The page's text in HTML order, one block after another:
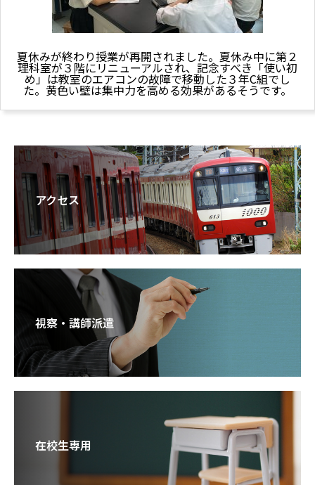
夏休みが終わり授業が再開されました。夏休み中に第２
理科室が３階にリニューアルされ、記念すべき「使い初
め」は教室のエアコンの故障で移動した３年C組でし
た。黄色い壁は集中力を高める効果があるそうです。
アクセス
視察・講師派遣
在校生専用